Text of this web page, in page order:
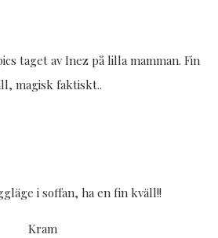
taget av Inez på lilla mamman. Fin
magisk faktiskt..
i soffan, ha en fin kväll!!
Kram